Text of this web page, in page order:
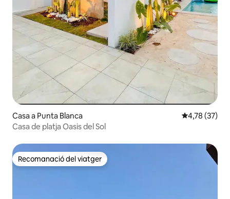
Casa a Punta Blanca 4,78 de
4,78 (37)
Casa de platja Oasis del Sol
Recomanació del viatger
Recomanació del viatger